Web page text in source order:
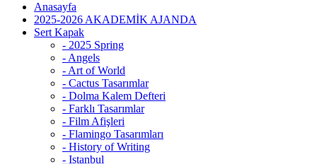
Anasayfa
2025-2026 AKADEMİK AJANDA
Sert Kapak
- 2025 Spring
- Angels
- Art of World
- Cactus Tasarımlar
- Dolma Kalem Defteri
- Farklı Tasarımlar
- Film Afişleri
- Flamingo Tasarımları
- History of Writing
- Istanbul